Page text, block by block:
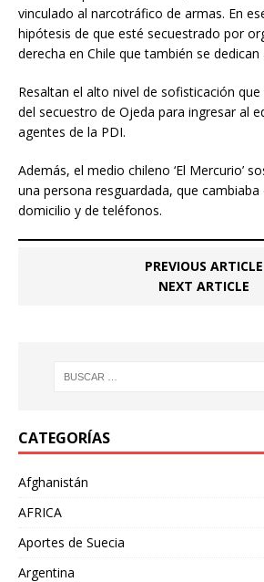
vinculado al narcotráfico de armas. En
hipótesis de que esté secuestrado por
derecha en Chile que también se
Resaltan el alto nivel de sofisticación
del secuestro de Ojeda para ingresar al
agentes de la PDI.
Además, el medio chileno ‘El Mercurio’
una persona resguardada, que
domicilio y de teléfonos.
PREVIOUS ARTICLE
NEXT ARTICLE
CATEGORÍAS
Afghanistán
AFRICA
Aportes de Suecia
Argentina